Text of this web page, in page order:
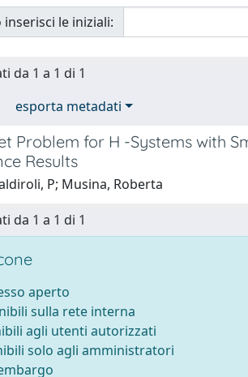
inserisci le iniziali:
da 1 a 1 di 1
esporta metadati
Problem for H -Systems with
Results
P; Musina, Roberta
da 1 a 1 di 1
aperto
sulla rete interna
agli utenti autorizzati
solo agli amministratori